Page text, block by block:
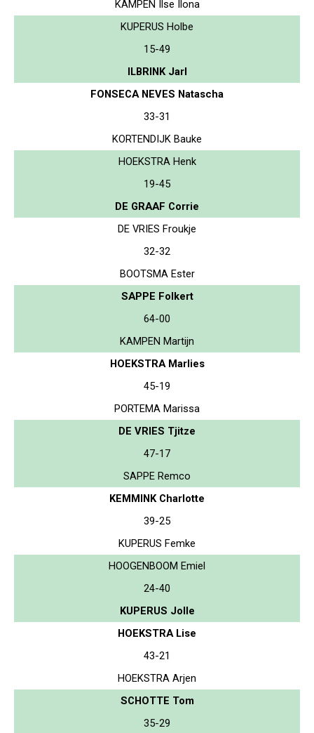
KAMPEN Ilse Ilona
KUPERUS Holbe
15-49
ILBRINK Jarl
FONSECA NEVES Natascha
33-31
KORTENDIJK Bauke
HOEKSTRA Henk
19-45
DE GRAAF Corrie
DE VRIES Froukje
32-32
BOOTSMA Ester
SAPPE Folkert
64-00
KAMPEN Martijn
HOEKSTRA Marlies
45-19
PORTEMA Marissa
DE VRIES Tjitze
47-17
SAPPE Remco
KEMMINK Charlotte
39-25
KUPERUS Femke
HOOGENBOOM Emiel
24-40
KUPERUS Jolle
HOEKSTRA Lise
43-21
HOEKSTRA Arjen
SCHOTTE Tom
35-29